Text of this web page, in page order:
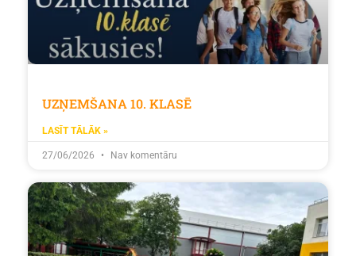
UZŅEMŠANA 10. KLASĒ
LASĪT TĀLĀK »
27/06/2026 Nav komentāru